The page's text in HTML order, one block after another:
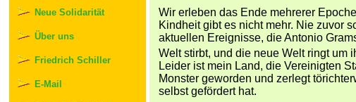
Neue Solidarität
Über uns
Friedrich Schiller
E-Mail
Wir erleben das Ende mehrerer
Kindheit gibt es nicht mehr. Nie zuvor
aktuellen Ereignisse, die Antonio
Welt stirbt, und die neue Welt ringt um
Leider ist mein Land, die Vereinigten
Monster geworden und zerlegt
selbst gefördert hat.